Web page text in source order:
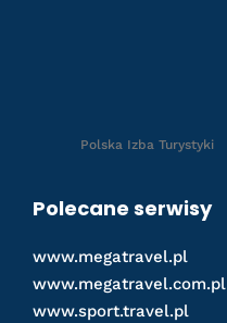
Polska Izba Turystyki
Polecane serwisy
www.megatravel.pl
www.megatravel.com.pl
www.sport.travel.pl